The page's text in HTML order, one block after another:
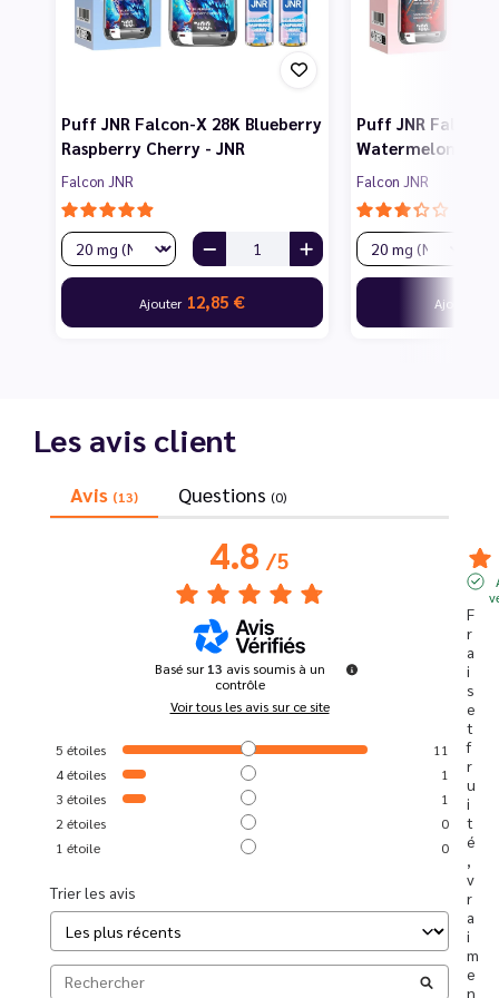
Puff JNR Falcon-X 28K Blueberry
Raspberry Cherry - JNR
Falcon JNR
Ajouter 12,85 €
Puff JNR Falcon-
Watermelon
Falcon JNR
Ajouter
Les avis client
Avis (13) Questions (0)
4.8/5
Basé sur13 avis soumis à un
contrôle
Voir tous les avis sur ce site
5 étoiles
11
4étoiles
1
3 étoiles
1
2 étoiles
0
1 étoile 0
Trier les avis
F
r
a
i
s
e
t
f
r
u
i
t
é
v
r
a
i
m
e
n